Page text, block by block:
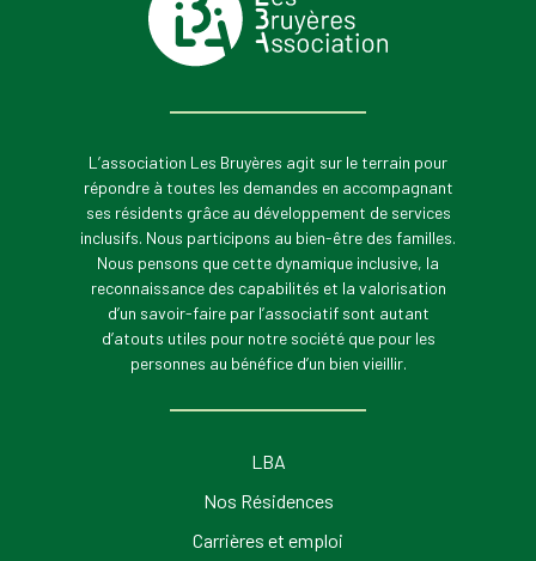
L’association Les Bruyères agit sur le terrain pour
répondre à toutes les demandes en accompagnant
ses résidents grâce au développement de services
inclusifs. Nous participons au bien-être des familles.
Nous pensons que cette dynamique inclusive, la
reconnaissance des capabilités et la valorisation
d’un savoir-faire par l’associatif sont autant
d’atouts utiles pour notre société que pour les
personnes au bénéfice d’un bien vieillir.
LBA
Nos Résidences
Carrières et emploi